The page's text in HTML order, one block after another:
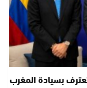
بسيادة المغرب